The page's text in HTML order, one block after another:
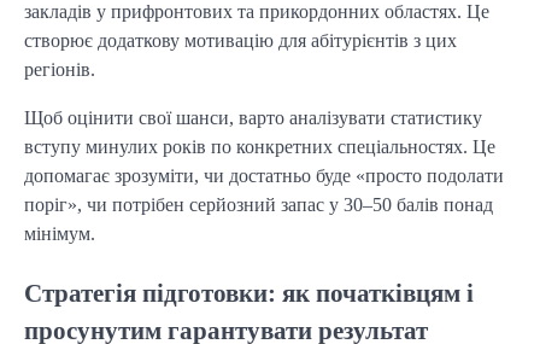
закладів у прифронтових та прикордонних областях. Це
створює додаткову мотивацію для абітурієнтів з цих
регіонів.
Щоб оцінити свої шанси, варто аналізувати статистику
вступу минулих років по конкретних спеціальностях. Це
допомагає зрозуміти, чи достатньо буде «просто подолати
поріг», чи потрібен серйозний запас у 30–50 балів понад
мінімум.
Стратегія підготовки: як початківцям і
просунутим гарантувати результат